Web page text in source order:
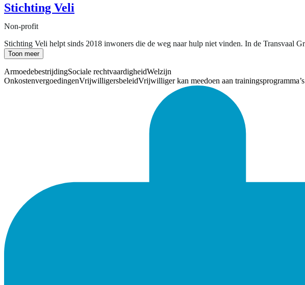
Stichting Veli
Non-profit
Stichting Veli helpt sinds 2018 inwoners die de weg naar hulp niet vinden. In de Transvaal
Toon meer
ArmoedebestrijdingSociale rechtvaardigheidWelzijn
OnkostenvergoedingenVrijwilligersbeleidVrijwilliger kan meedoen aan trainingsprogramma’s